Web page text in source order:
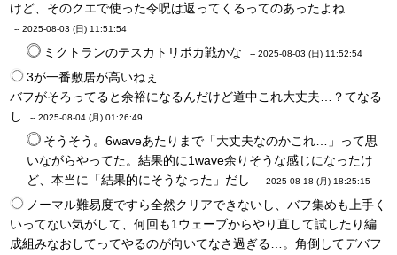
けど、そのクエで使った令呪は返ってくるってのあったよね
-- 2025-08-03 (日) 11:51:54
ミクトランのテスカトリポカ戦かな -- 2025-08-03 (日) 11:52:54
3が一番敷居が高いねぇ
バフがそろってると余裕になるんだけど道中これ大丈夫…？てなる
し
-- 2025-08-04 (月) 01:26:49
そうそう。6waveあたりまで「大丈夫なのかこれ…」って思
いながらやってた。結果的に1wave余りそうな感じになったけ
ど、本当に「結果的にそうなった」だし
-- 2025-08-18 (月) 18:25:15
ノーマル難易度ですら全然クリアできないし、バフ集めも上手く
いってない気がして、何回も1ウェーブからやり直して試したり編
成組みなおしてってやるのが向いてなさ過ぎる…。角倒してデバフ